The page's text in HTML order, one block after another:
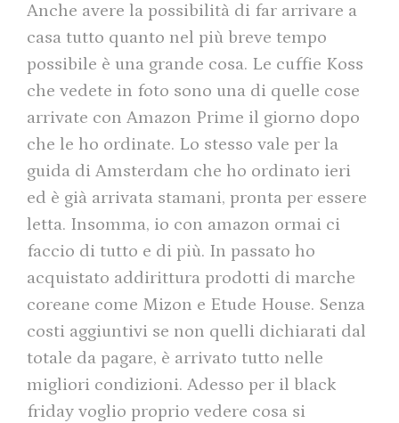
Anche avere la possibilità di far arrivare a
casa tutto quanto nel più breve tempo
possibile è una grande cosa. Le cuffie Koss
che vedete in foto sono una di quelle cose
arrivate con Amazon Prime il giorno dopo
che le ho ordinate. Lo stesso vale per la
guida di Amsterdam che ho ordinato ieri
ed è già arrivata stamani, pronta per essere
letta. Insomma, io con amazon ormai ci
faccio di tutto e di più. In passato ho
acquistato addirittura prodotti di marche
coreane come Mizon e Etude House. Senza
costi aggiuntivi se non quelli dichiarati dal
totale da pagare, è arrivato tutto nelle
migliori condizioni. Adesso per il black
friday voglio proprio vedere cosa si